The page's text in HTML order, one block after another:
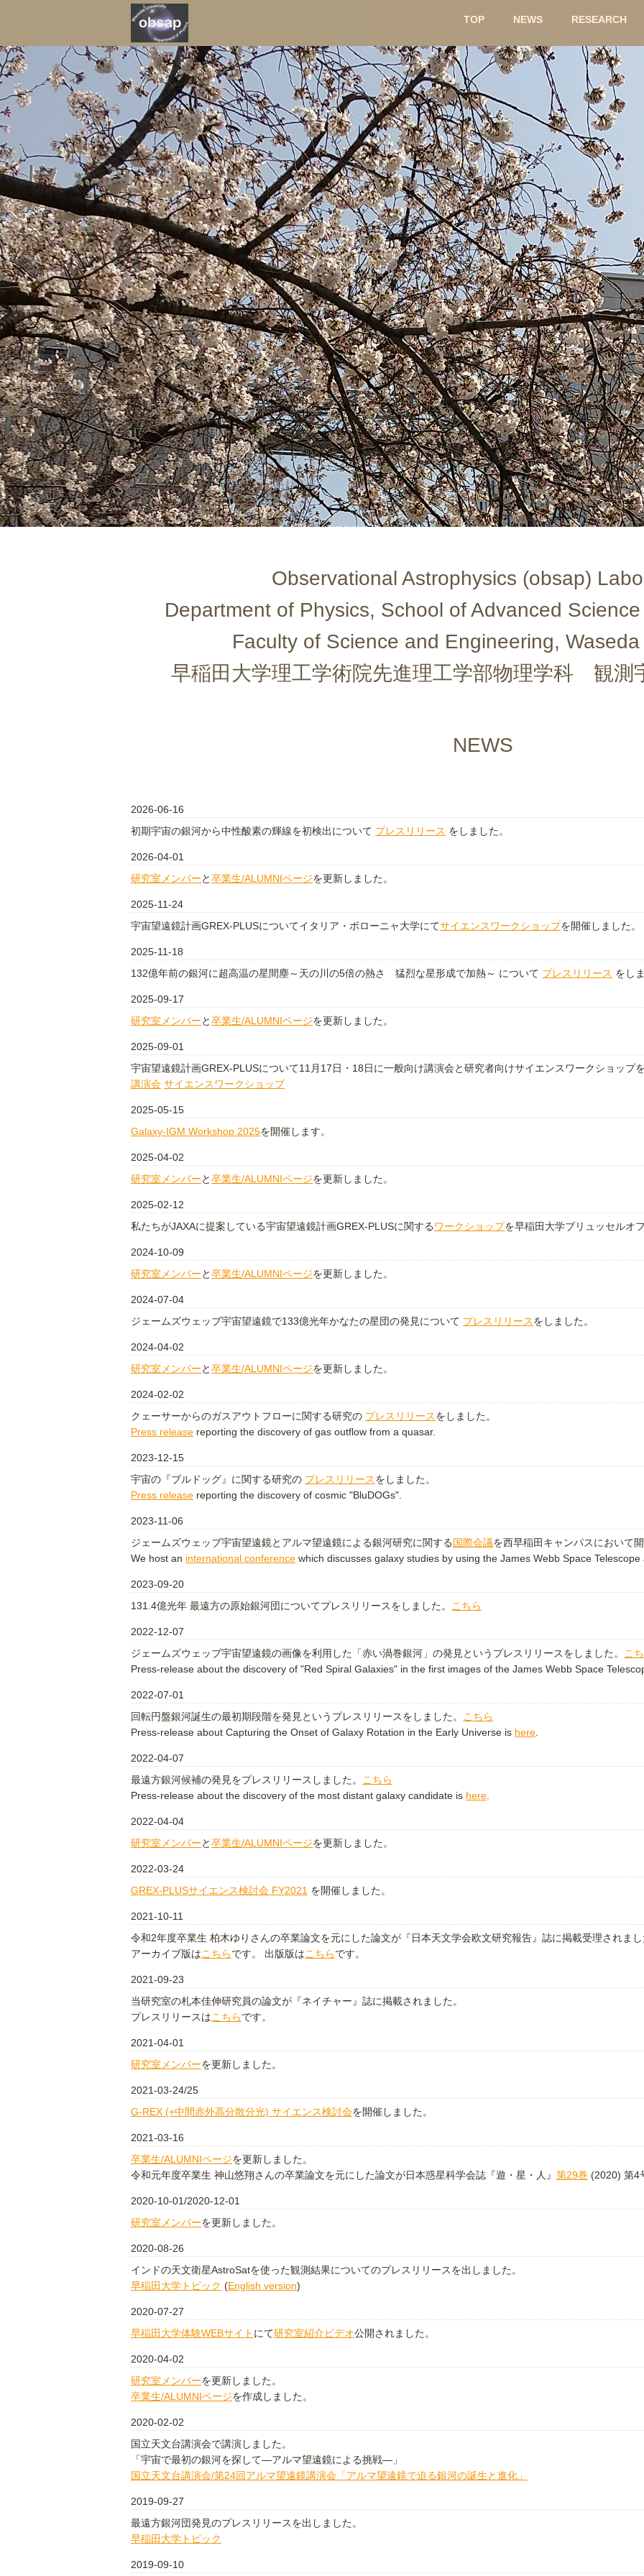
TOP NEWS RESEARCH
Observational Astrophysics (obsap)
Department of Physics, School of Advanced
Faculty of Science and Engineering,
早稲田大学理工学術院先進理工学部物理学科 観測
NEWS
2026-06-16
初期宇宙の銀河から中性酸素の輝線を初検出について プレスリリース をしました。
2026-04-01
研究室メンバーと卒業生/ALUMNIページを更新しました。
2025-11-24
宇宙望遠鏡計画GREX-PLUSについてイタリア・ボローニャ大学にてサイエンスワークショップを開催しました。
2025-11-18
132億年前の銀河に超高温の星間塵～天の川の5倍の熱さ 猛烈な星形成で加熱～ について プレスリリース をし
2025-09-17
研究室メンバーと卒業生/ALUMNIページを更新しました。
2025-09-01
宇宙望遠鏡計画GREX-PLUSについて11月17日・18日に一般向け講演会と研究者向けサイエンスワークショップを
講演会 サイエンスワークショップ
2025-05-15
Galaxy-IGM Workshop 2025を開催します。
2025-04-02
研究室メンバーと卒業生/ALUMNIページを更新しました。
2025-02-12
私たちがJAXAに提案している宇宙望遠鏡計画GREX-PLUSに関するワークショップを早稲田大学ブリュッセルオ
2024-10-09
研究室メンバーと卒業生/ALUMNIページを更新しました。
2024-07-04
ジェームズウェッブ宇宙望遠鏡で133億光年かなたの星団の発見について プレスリリースをしました。
2024-04-02
研究室メンバーと卒業生/ALUMNIページを更新しました。
2024-02-02
クェーサーからのガスアウトフローに関する研究の プレスリリースをしました。
Press release reporting the discovery of gas outflow from a quasar.
2023-12-15
宇宙の『ブルドッグ』に関する研究の プレスリリースをしました。
Press release reporting the discovery of cosmic "BluDOGs".
2023-11-06
ジェームズウェッブ宇宙望遠鏡とアルマ望遠鏡による銀河研究に関する国際会議を西早稲田キャンパスにおいて開
We host an international conference which discusses galaxy studies by using the James Webb Space Telescope
2023-09-20
131.4億光年 最遠方の原始銀河団についてプレスリリースをしました。
こちら
2022-12-07
ジェームズウェッブ宇宙望遠鏡の画像を利用した「赤い渦巻銀河」の発見というプレスリリースをしました。
こ
Press-release about the discovery of "Red Spiral Galaxies" in the first images of the James Webb Space
2022-07-01
回転円盤銀河誕生の最初期段階を発見というプレスリリースをしました。
こちら
Press-release about Capturing the Onset of Galaxy Rotation in the Early Universe is here
2022-04-07
最遠方銀河候補の発見をプレスリリースしました。
こちら
Press-release about the discovery of the most distant galaxy candidate is here
2022-04-04
研究室メンバーと卒業生/ALUMNIページを更新しました。
2022-03-24
GREX-PLUSサイエンス検討会 FY2021 を開催しました。
2021-10-11
令和2年度卒業生 柏木ゆりさんの卒業論文を元にした論文が『日本天文学会欧文研究報告』誌に掲載受理されまし
アーカイブ版はこちらです。 出版版はこちらです。
2021-09-23
当研究室の札本佳伸研究員の論文が『ネイチャー』誌に掲載されました。
プレスリリースはこちらです。
2021-04-01
研究室メンバーを更新しました。
2021-03-24/25
G-REX (+中間赤外高分散分光) サイエンス検討会を開催しました。
2021-03-16
卒業生/ALUMNIページを更新しました。
令和元年度卒業生 神山悠翔さんの卒業論文を元にした論文が日本惑星科学会誌『遊・星・人』 第29巻 (2020) 第4
2020-10-01/2020-12-01
研究室メンバーを更新しました。
2020-08-26
インドの天文衛星AstroSatを使った観測結果についてのプレスリリースを出しました。
早稲田大学トピック (English version)
2020-07-27
早稲田大学体験WEBサイト にて研究室紹介ビデオ公開されました。
2020-04-02
研究室メンバーを更新しました。
卒業生/ALUMNIページを作成しました。
2020-02-02
国立天文台講演会で講演しました。
「宇宙で最初の銀河を探して―アルマ望遠鏡による挑戦―」
国立天文台講演会/第24回アルマ望遠鏡講演会「アルマ望遠鏡で迫る銀河の誕生と進化」
2019-09-27
最遠方銀河団発見のプレスリリースを出しました。
早稲田大学トピック
2019-09-10